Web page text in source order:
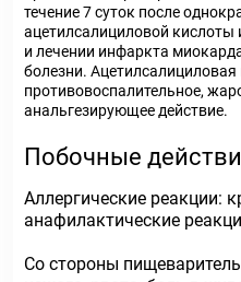
течение 7 суток после
ацетилсалициловой кислоты
и лечении инфаркта
болезни.
противовоспалительное,
анальгезирующее действие.
Побочные
Аллергические реакции:
анафилактические
Со стороны